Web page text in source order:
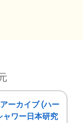
ーカイブ (ハー
ャワー日本研究